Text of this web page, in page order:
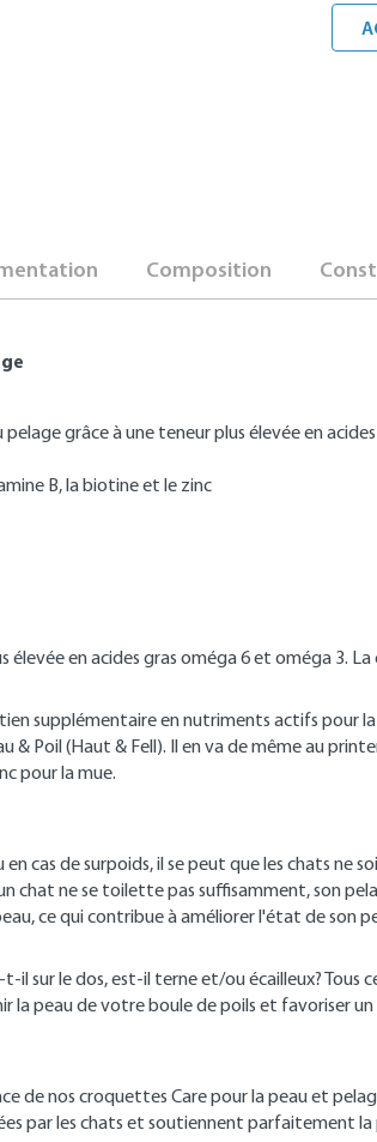
Composition
pelage grâce à une teneur plus élevée en
B, la biotine et le zinc
en acides gras oméga 6 et oméga 3.
supplémentaire en nutriments actifs pour
& Poil (Haut & Fell). Il en va de même au
pour la mue.
cas de surpoids, il se peut que les chats
chat ne se toilette pas suffisamment, son
ce qui contribue à améliorer l'état de son
sur le dos, est-il terne et/ou écailleux?
la peau de votre boule de poils et favoriser
de nos croquettes Care pour la peau et
par les chats et soutiennent parfaitement la